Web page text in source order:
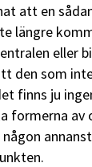
att en
längre
eller
den som
finns ju
formerna av